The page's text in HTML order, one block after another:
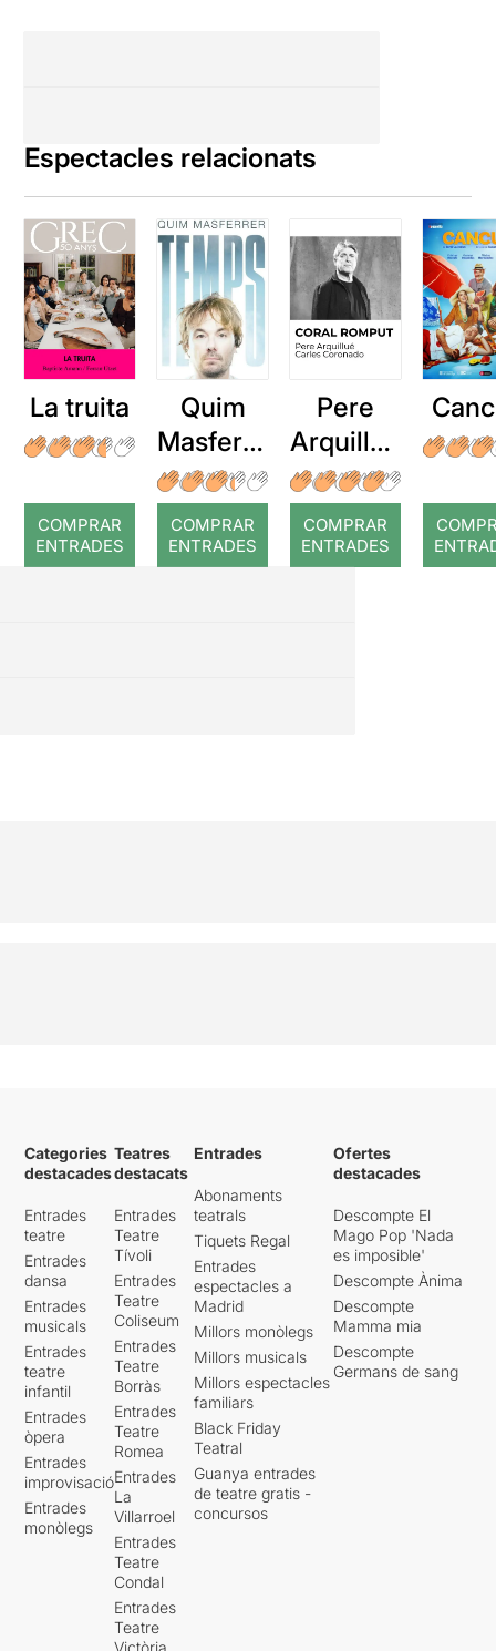
Espectacles relacionats
La truita
COMPRAR
ENTRADES
Quim
Masferre
r: Temps
COMPRAR
ENTRADES
Pere
Arquillué
: Coral
romput
COMPRAR
ENTRADES
Categories
destacades
Entrades
teatre
Entrades
dansa
Entrades
musicals
Entrades
teatre
infantil
Entrades
òpera
Entrades
improvisació
Entrades
monòlegs
Teatres
destacats
Entrades
Teatre
Tívoli
Entrades
Teatre
Coliseum
Entrades
Teatre
Borràs
Entrades
Teatre
Romea
Entrades
La
Villarroel
Entrades
Teatre
Condal
Entrades
Teatre
Victòria
Entrades
Abonaments
teatrals
Tiquets Regal
Entrades
espectacles a
Madrid
Millors monòlegs
Millors musicals
Millors espectacles
familiars
Black Friday
Teatral
Guanya entrades
de teatre gratis -
concursos
Ofertes
destacades
Descompte El
Mago Pop 'Nada
es imposible'
Descompte Ànima
Descompte
Mamma mia
Descompte
Germans de sang